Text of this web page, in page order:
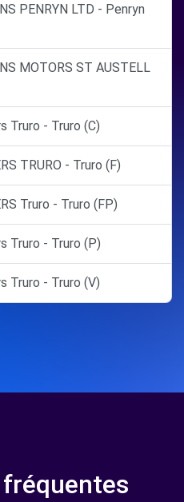
PENRYN LTD - Penryn
MOTORS ST AUSTELL
Truro - Truro (C)
TRURO - Truro (F)
Truro - Truro (FP)
Truro - Truro (P)
Truro - Truro (V)